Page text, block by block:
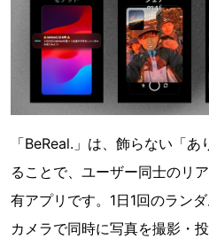
「BeReal.」は、飾らない「
ることで、ユーザー同士のリ
有アプリです。1日1回のラン
カメラで同時に写真を撮影・